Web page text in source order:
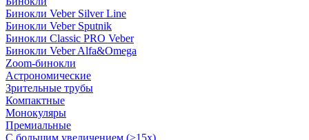
Бинокли Veber Silver Line
Бинокли Veber Sputnik
Бинокли Classic PRO Veber
Бинокли Veber Alfa&Omega
Zoom-бинокли
Астрономические
Зрительные трубы
Компактные
Монокуляры
Премиальные
С большим увеличением (>15x)